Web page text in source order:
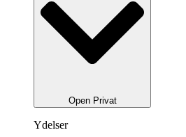
Open Privat
Ydelser